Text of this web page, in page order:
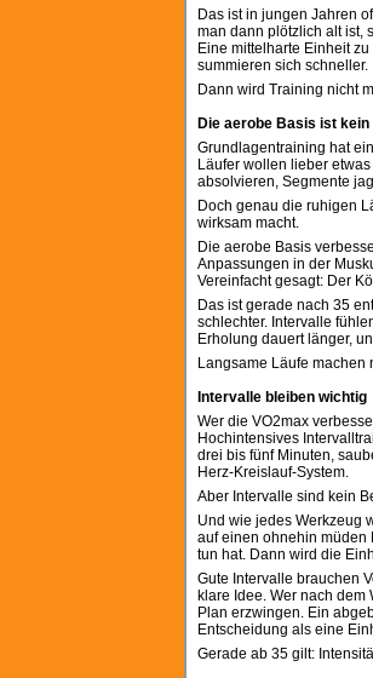
Das ist in jungen Jahren
man dann plötzlich alt ist,
Eine mittelharte Einheit
summieren sich schneller.
Dann wird Training nicht
Die aerobe Basis ist
Grundlagentraining hat
Läufer wollen lieber
absolvieren, Segmente
Doch genau die ruhigen
wirksam macht.
Die aerobe Basis
Anpassungen in der
Vereinfacht gesagt: Der
Das ist gerade nach 35
schlechter. Intervalle
Erholung dauert länger,
Langsame Läufe machen
Intervalle bleiben wichtig
Wer die VO2max
Hochintensives
drei bis fünf Minuten,
Herz-Kreislauf-System.
Aber Intervalle sind kein
Und wie jedes Werkzeug
auf einen ohnehin müden
tun hat. Dann wird die
Gute Intervalle brauchen
klare Idee. Wer nach dem
Plan erzwingen. Ein
Entscheidung als eine
Gerade ab 35 gilt: